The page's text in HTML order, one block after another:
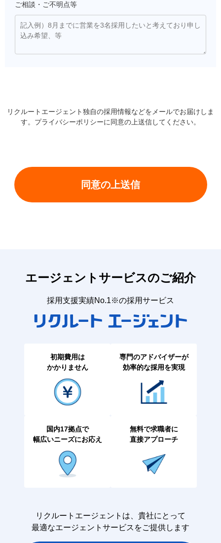
ご相談・ご不明点等
リクルートエージェント独自の採用情報などをメールでお届けしま
す。 プライバシーポリシーに同意の上送信してください。
エージェントサービスのご紹介
採用支援実績No.1※の採用サービス
初期費用は
かかりません
専門のアドバイザーが
効率的な採用を実現
国内17拠点で
幅広いニーズにお応え
無料で求職者に
直接アプローチ
リクルートエージェントは、貴社にとって
最適なエージェントサービスをご提供します